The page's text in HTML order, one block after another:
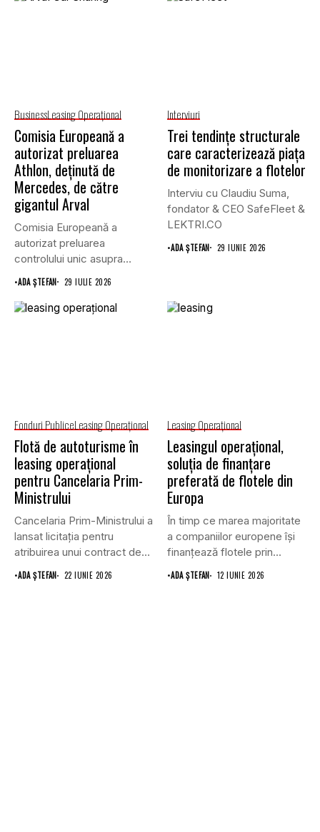
BusinessLeasing Operaţional
Comisia Europeană a
autorizat preluarea
Athlon, deținută de
Mercedes, de către
gigantul Arval
Comisia Europeană a
autorizat preluarea
controlului unic asupra
companiei de leasing
Athlon...
•ADA ȘTEFAN 29 IULIE 2026
Interviuri
Trei tendințe structurale
care caracterizează piața
de monitorizare a flotelor
Interviu cu Claudiu Suma,
fondator & CEO SafeFleet &
LEKTRI.CO
•ADA ȘTEFAN 29 IUNIE 2026
Fonduri PubliceLeasing Operaţional
Flotă de autoturisme în
leasing operațional
pentru Cancelaria Prim-
Ministrului
Cancelaria Prim-Ministrului a
lansat licitația pentru
atribuirea unui contract de
furnizare a...
•ADA ȘTEFAN 22 IUNIE 2026
Leasing Operaţional
Leasingul operațional,
soluția de finanțare
preferată de flotele din
Europa
În timp ce marea majoritate
a companiilor europene își
finanțează flotele prin...
•ADA ȘTEFAN 12 IUNIE 2026